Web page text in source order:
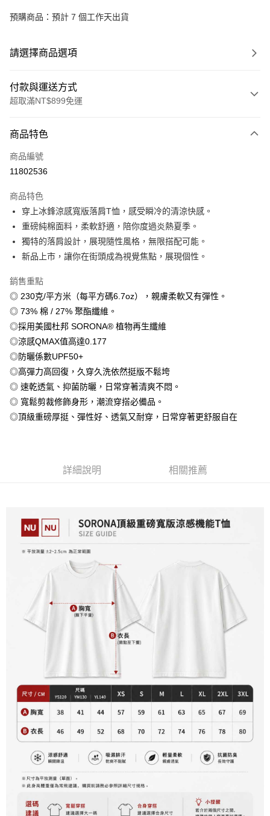
預購商品：預計 7 個工作天出貨
請選擇商品選項
付款與運送方式
超取滿NT$899免運
信用卡一次付款
信用卡分期付款
合作金庫商業銀行
華南商業銀行
彰化商業銀行
上海商業儲蓄銀行
台北富邦商業銀行
國泰世華商業銀行
兆豐國際商業銀行
臺灣中小企業銀行
台中商業銀行
聯邦商業銀行
元大商業銀行
永豐商業銀行
台新國際商業銀行
台灣樂天信用卡公司
6 期 0 利率 每期
華南商業銀行
彰化商業銀行
上海商業儲蓄銀行
台北富邦商業銀行
國泰世華商業銀行
兆豐國際商業銀行
匯豐（台灣）商業銀行
聯邦商業銀行
遠東國際商業銀行
元大商業銀行
玉山商業銀行
星展（台灣）商業銀行
台灣樂天信用卡公司
12 期 0 利率 每期NT$44
合作金庫商業銀行
第一商業銀行
上海商業儲蓄銀行
台北富邦商業銀行
國泰世華商業銀行
臺灣中小企業銀行
匯豐（台灣）商業銀行
華泰商業銀行
聯邦商業銀行
元大商業銀行
永豐商業銀行
玉山商業銀行
台新國際商業銀行
超商取貨付款
LINE Pay
Apple Pay
街口支付
悠遊付
Google Pay
全盈+PAY
大哥付你分期
相關說明
【繳款方式說明】
1.分期款項不併入電信帳單，「大哥付你分期」於每月結算日後寄送繳費提
2.透過簡訊連結打開帳單後，可選擇「超商條碼／台灣大直營門市／銀行轉
帳／街口支付／iPASS MONEY」等通路繳費。
【注意事項】
1.本服務係由「台灣大哥大股份有限公司」（以下簡稱本公司）所提供，讓
用戶於交易時，得透過本服務購買商品或服務，並由商店將買賣／分期付款
買賣價金債權讓與本公司後，依約使用本公司帳單繳交帳款。
2.基於同意付款使用「大哥付你分期」之契約關係目的，商店將以您的個人
資料（包含姓名、電話或地址）提供予台灣大哥大進項蒐集、處理及利用，
由本公司與您本人進行分期帳單所需資料之確認、核對及更正。
3.完整用戶服務條款，請詳閱以下連結：
AFTEE先享後付是「在收到商品之後才付款」的支付方式。 讓您購物簡單
３．安心：先確認商品／服務後，再付款。
【「AFTEE先享後付」結帳流程】
１．於結帳方式選擇「AFTEE先享後付」後，將跳轉至「AFTEE先享後付」
結帳頁面，進行簡訊認證並確認金額後，即可完成結帳。
２．訂單成立數日內，您將收到繳費通知簡訊。
３．收到繳費通知簡訊後14天內，點擊此簡訊中的連結，可透過四大超商／
ATM／網路銀行／等多元方式進行付款，方視為交易完成。
※ 請注意：結帳手續完成當下不需立刻繳費，但若您需要取消訂單，請聯絡
購買商品的店家。未經商家同意取消之訂單仍視為有效，需透過AFTEE先享
後付繳納相關費用。
※ 交易是否成功請以「AFTEE先享後付 」之結帳頁面顯示為準，若有關於
是否繳費成功／繳費後需取消欲退款等相關疑問，請聯繫「AFTEE先享後付
https://netprotections.freshdesk.com/support/home
【注意事項】
１．透過由恩沛科技股份有限公司提供之「AFTEE先享後付」服務完成之交
易，需依本服務之必要範圍內提供個人資料，並將交易相關給付款項請求債
權轉讓予恩沛科技股份有限公司。
https://aftee.tw/terms/#terms3
３．未成年的使用者請事先徵得法定代理人或監護人之同意方可使用
「AFTEE先享後付」，若未經同意申辦者引起之損失，本公司不負相關責
４．使用「AFTEE先享後付」時，將依據個別帳號之用戶狀況，依本公司即
時審查核予不同之上限額度；若仍有額度不足之情形，本公司將視審查結果
請求用戶進行身份認證。
５．嚴禁一人註冊多個帳號或使用他人資訊註冊。若發現惡意使用之情形，
全家付款取貨
每筆NT$65，滿NT$899(含以上)免運費
每筆NT$60，滿NT$899(含以上)免運費
7-11付款取貨
每筆NT$65，滿NT$899(含以上)免運費
每筆NT$60，滿NT$899(含以上)免運費
每筆NT$65，滿NT$899(含以上)免運費
商品特色
商品編號
11802536
商品特色
穿上冰鋒涼感寬版落肩T恤，感受瞬冷的清涼快感。
重磅純棉面料，柔軟舒適，陪你度過炎熱夏季。
獨特的落肩設計，展現隨性風格，無限搭配可能。
新品上市，讓你在街頭成為視覺焦點，展現個性。
銷售重點
◎ 230克/平方米（每平方碼6.7oz），親膚柔軟又有彈性。
◎ 73% 棉 / 27% 聚酯纖維。
◎採用美國杜邦 SORONA® 植物再生纖維
◎涼感QMAX值高達0.177
◎防曬係數UPF50+
◎高彈力高回復，久穿久洗依然挺版不鬆垮
◎ 速乾透氣、抑菌防曬，日常穿著清爽不悶。
◎ 寬鬆剪裁修飾身形，潮流穿搭必備品。
◎頂級重磅厚挺、彈性好、透氣又耐穿，日常穿著更舒服自在
詳細說明 相關推薦